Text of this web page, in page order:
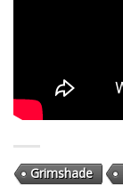
Grimshade